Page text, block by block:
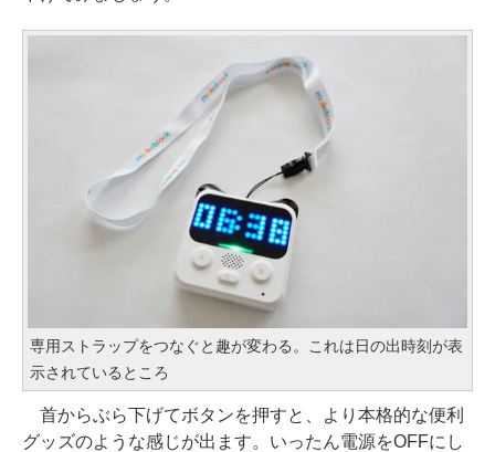
専用ストラップをつなぐと趣が変わる。これは日の出時刻が表
示されているところ
首からぶら下げてボタンを押すと、より本格的な便利
グッズのような感じが出ます。いったん電源をOFFにし